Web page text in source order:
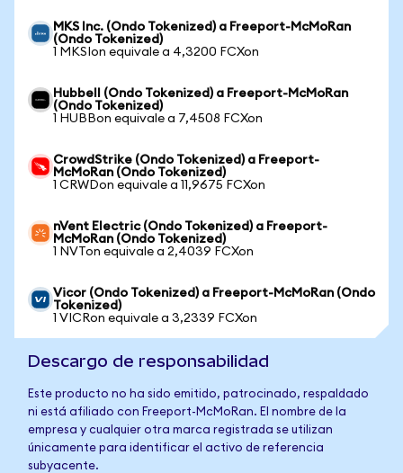
MKS Inc. (Ondo Tokenized) a Freeport-McMoRan
(Ondo Tokenized)
1 MKSIon equivale a 4,3200 FCXon
Hubbell (Ondo Tokenized) a Freeport-McMoRan
(Ondo Tokenized)
1 HUBBon equivale a 7,4508 FCXon
CrowdStrike (Ondo Tokenized) a Freeport-
McMoRan (Ondo Tokenized)
1 CRWDon equivale a 11,9675 FCXon
nVent Electric (Ondo Tokenized) a Freeport-
McMoRan (Ondo Tokenized)
1 NVTon equivale a 2,4039 FCXon
Vicor (Ondo Tokenized) a Freeport-McMoRan (Ondo
Tokenized)
1 VICRon equivale a 3,2339 FCXon
Descargo de responsabilidad
Este producto no ha sido emitido, patrocinado, respaldado
ni está afiliado con Freeport-McMoRan. El nombre de la
empresa y cualquier otra marca registrada se utilizan
únicamente para identificar el activo de referencia
subyacente.